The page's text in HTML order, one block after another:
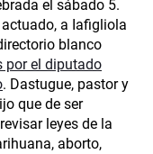
el sábado 5.
a Iafigliola
blanco
por el diputado
. Dastugue, pastor y
que de ser
leyes de la
aborto,